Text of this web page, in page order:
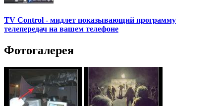
TV Control - мидлет показывающий программу
телепередач на вашем телефоне
Фотогалерея